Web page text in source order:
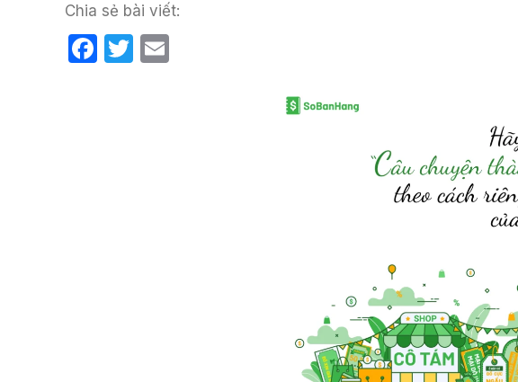
Chia sẻ bài viết:
F
T